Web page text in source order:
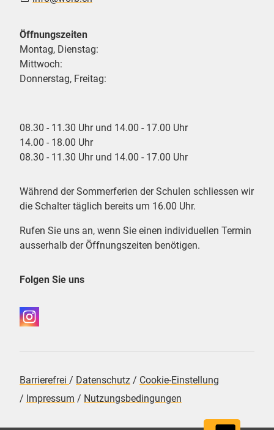
Öffnungszeiten
Montag, Dienstag:
Mittwoch:
Donnerstag, Freitag:
08.30 - 11.30 Uhr und 14.00 - 17.00 Uhr
14.00 - 18.00 Uhr
08.30 - 11.30 Uhr und 14.00 - 17.00 Uhr
Während der Sommerferien der Schulen schliessen wir
die Schalter täglich bereits um 16.00 Uhr.
Rufen Sie uns an, wenn Sie einen individuellen Termin
ausserhalb der Öffnungszeiten benötigen.
Folgen Sie uns
Barrierefrei / Datenschutz / Cookie-Einstellung
/ Impressum / Nutzungsbedingungen